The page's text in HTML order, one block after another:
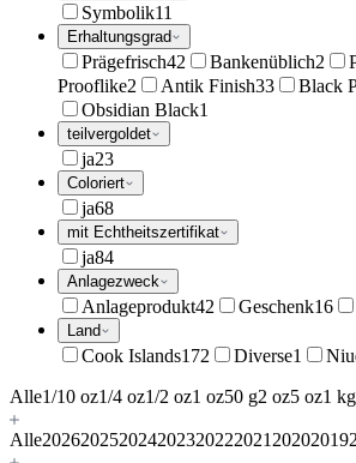
Symbolik11
Erhaltungsgrad
Prägefrisch42 Bankenüblich2
Prooflike2 Antik Finish33 Black
Obsidian Black1
teilvergoldet
ja23
Coloriert
ja68
mit Echtheitszertifikat
ja84
Anlagezweck
Anlageprodukt42 Geschenk16
Land
Cook Islands172 Diverse1
Alle1/10 oz1/4 oz1/2 oz1 oz50 g2 oz5 oz1 kg
Alle202620252024202320222021 20202019